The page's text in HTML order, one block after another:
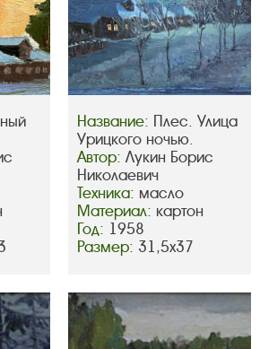
Название: Плес. Улица
Урицкого ночью.
Автор: Лукин Борис
Николаевич
Техника: масло
Материал: картон
Год: 1958
Размер: 31,5х37